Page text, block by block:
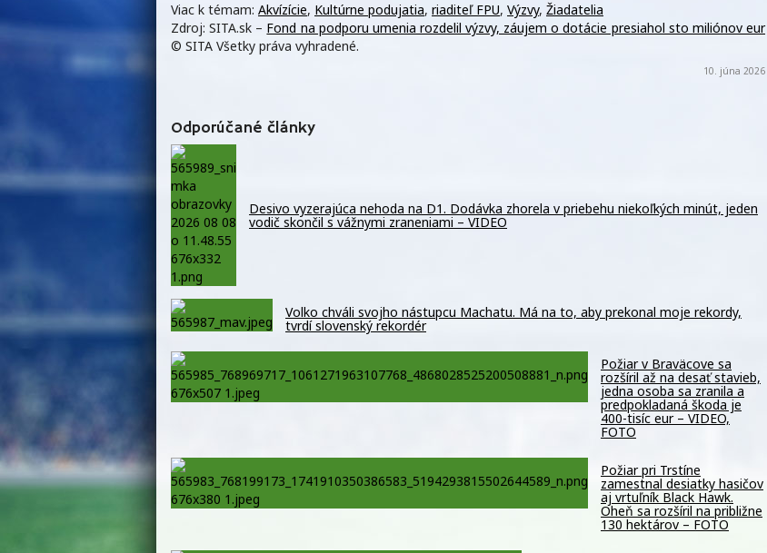
Viac k témam: Akvízície, Kultúrne podujatia, riaditeľ FPU, Výzvy, Žiadatelia
Zdroj: SITA.sk – Fond na podporu umenia rozdelil výzvy, záujem o dotácie presiahol sto miliónov eur
© SITA Všetky práva vyhradené.
10. júna 2026
Odporúčané články
Desivo vyzerajúca nehoda na D1. Dodávka zhorela v priebehu niekoľkých minút, jeden
vodič skončil s vážnymi zraneniami – VIDEO
Volko chváli svojho nástupcu Machatu. Má na to, aby prekonal moje rekordy,
tvrdí slovenský rekordér
Požiar v Braväcove sa
rozšíril až na desať stavieb,
jedna osoba sa zranila a
predpokladaná škoda je
400-tisíc eur – VIDEO,
FOTO
Požiar pri Trstíne
zamestnal desiatky hasičov
aj vrtuľník Black Hawk.
Oheň sa rozšíril na približne
130 hektárov – FOTO